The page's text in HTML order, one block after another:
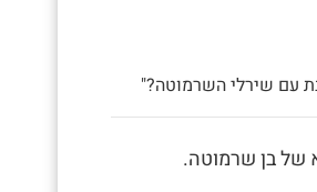
עם שירלי השרמוטה?"